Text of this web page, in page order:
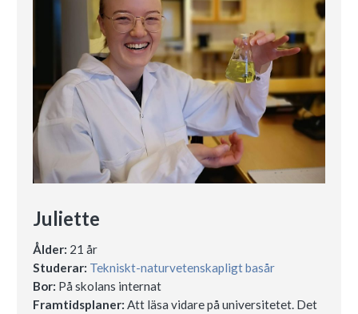
Juliette
Ålder: 21 år
Studerar: Tekniskt-naturvetenskapligt basår
Bor: På skolans internat
Framtidsplaner: Att läsa vidare på universitetet. Det